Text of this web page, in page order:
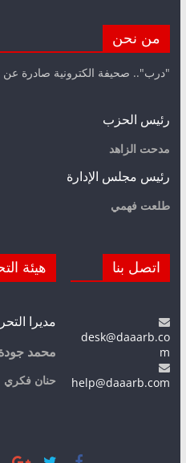
من نحن
"درب".. صحيفة الكترونية صادرة
رئيس الحزب
مدحت الزاهد
رئيس مجلس الإدارة
طلعت فهمي
اتصل بنا
desk@daaarb.co
m
help@daaarb.com
هيئة
مديرا
محمد
حنان فكري